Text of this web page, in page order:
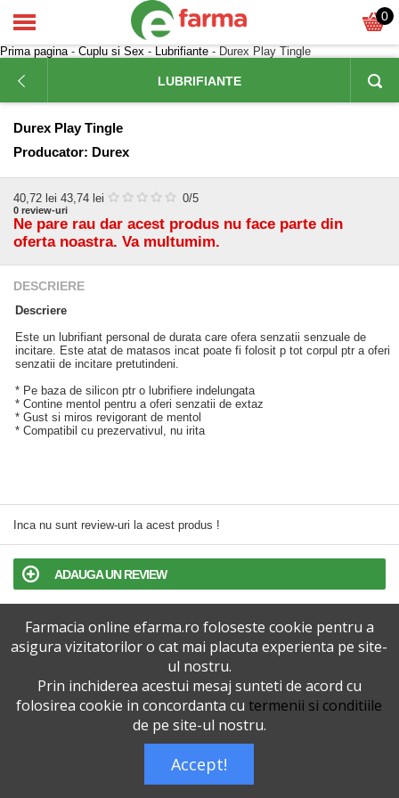
0
Prima pagina- Cuplu si Sex - Lubrifiante - Durex Play Tingle
LUBRIFIANTE
Durex Play Tingle
Producator: Durex
40,72 lei 43,74 lei 0/5
0 review-uri
Ne pare rau dar acest produs nu face parte din
oferta noastra. Va multumim.
DESCRIERE
Descriere
Este un lubrifiant personal de durata care ofera senzatii senzuale de
incitare. Este atat de matasos incat poate fi folosit p tot corpul ptr a oferi
senzatii de incitare pretutindeni.
* Pe baza de silicon ptr o lubrifiere indelungata
* Contine mentol pentru a oferi senzatii de extaz
* Gust si miros revigorant de mentol
* Compatibil cu prezervativul, nu irita
Inca nu sunt review-uri la acest produs !
ADAUGA UN REVIEW
TERMENI SI CONDITII
POLITICA DE CONFIDENTIALITATE
VERSIUNEA DESKTOP
Dreptul de autor © efarma.ro - Toate Drepturile Rezervate.
Farmacia online efarma.ro foloseste cookie pentru a
asigura vizitatorilor o cat mai placuta experienta pe site-
ul nostru.
Prin inchiderea acestui mesaj sunteti de acord cu
folosirea cookie in concordanta cu termenii si conditiile
de pe site-ul nostru.
Accept!